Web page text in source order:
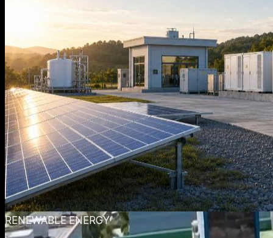
RENEWABLE ENERGY